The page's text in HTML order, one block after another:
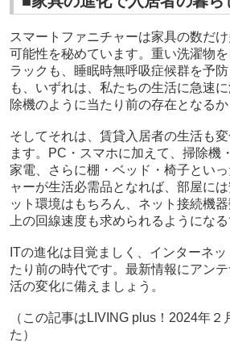
スマートファニチャーは家具の数だ
可能性を秘めています。重い洗濯物
ラックも、睡眠時無呼吸症候群を予
も、いずれは、私たちの生活に急速
除機のように当たり前の存在となるか
そしてそれは、賃貸入居者の生活も
ます。PC・スマホに加えて、掃除機
家電、さらに棚・ベッド・椅子とい
ャーが生活必需品となれば、部屋に
ット環境はもちろん、ネット接続機
上の回線速度も求められるようになる
ITの進化は目覚ましく、インターネ
たり前の時代です。最新情報にアン
活の変化に備えましょう。
（この記事はLIVING plus！2024年２
た）